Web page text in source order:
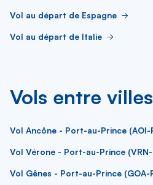
Vol au départ de Espagne
Vol au départ de Italie
Vols entre
Vol Ancône - Port-au-Prince (AOI-
Vol Vérone - Port-au-Prince (VRN-
Vol Gênes - Port-au-Prince (GOA-